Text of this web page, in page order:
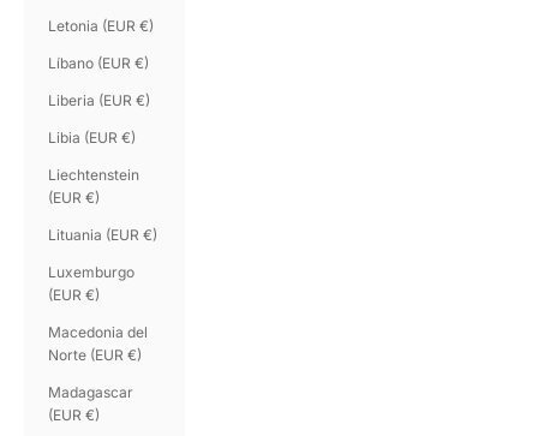
Letonia (EUR €)
Líbano (EUR €)
Liberia (EUR €)
Libia (EUR €)
Liechtenstein
(EUR €)
Lituania (EUR €)
Luxemburgo
(EUR €)
Macedonia del
Norte (EUR €)
Madagascar
(EUR €)